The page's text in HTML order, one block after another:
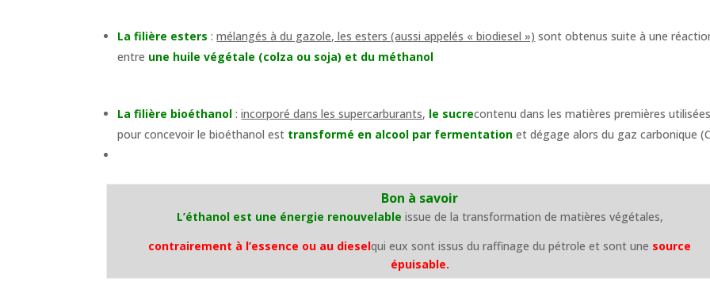
La filière esters:mélangés à du gazole, les esters (aussi appelés « biodiesel ») sont obtenus suite à une
entre une huile végétale (colza ou soja) et du méthanol
La filière bioéthanol :incorporé dans les supercarburants, le sucrecontenu dans les matières premières utilisées
pour concevoir le bioéthanol est transformé en alcool par fermentation et dégage alors du gaz carbonique
Bon à savoir
L’éthanol est une énergie renouvelable issue de la transformation de matières végétales,
contrairement à l’essence ou au dieselqui eux sont issus du raffinage du pétrole et sont une source
épuisable.